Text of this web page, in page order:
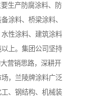
生产防腐涂料、防
涂料、桥梁涂料、
性涂料、建筑涂料
上。集团公司坚持
营销思路，深耕开
，兰陵牌涂料广泛
、钢结构、机械装